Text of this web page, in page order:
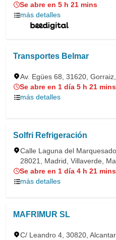
Se abre en 5 h 21 mins
más detalles
Transportes Belmar
Av. Egües 68, 31620,
Se abre en 1 día 5 h 21 mins
más detalles
Solfri Refrigeración
Calle Laguna del
28021, Madrid, Villaverde,
Se abre en 1 día 4 h 21 mins
más detalles
MAFRIMUR SL
C/ Leandro 4, 30820,